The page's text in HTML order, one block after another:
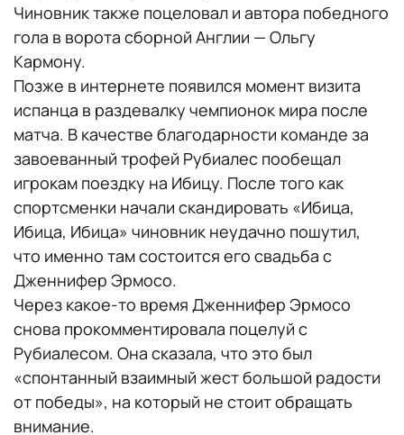
Чиновник также поцеловал и автора победного
гола в ворота сборной Англии — Ольгу
Кармону.
Позже в интернете появился момент визита
испанца в раздевалку чемпионок мира после
матча. В качестве благодарности команде за
завоеванный трофей Рубиалес пообещал
игрокам поездку на Ибицу. После того как
спортсменки начали скандировать «Ибица,
Ибица, Ибица» чиновник неудачно пошутил,
что именно там состоится его свадьба с
Дженнифер Эрмосо.
Через какое-то время Дженнифер Эрмосо
снова прокомментировала поцелуй с
Рубиалесом. Она сказала, что это был
«спонтанный взаимный жест большой радости
от победы», на который не стоит обращать
внимание.